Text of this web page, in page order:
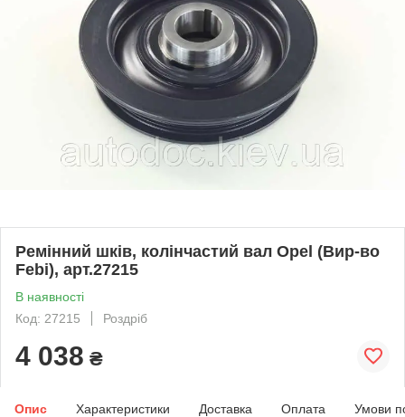
Ремінний шків, колінчастий вал Opel (Вир-во
Febi), арт.27215
В наявності
Код: 27215
Роздріб
4 038 ₴
Опис Характеристики Доставка Оплата Умови